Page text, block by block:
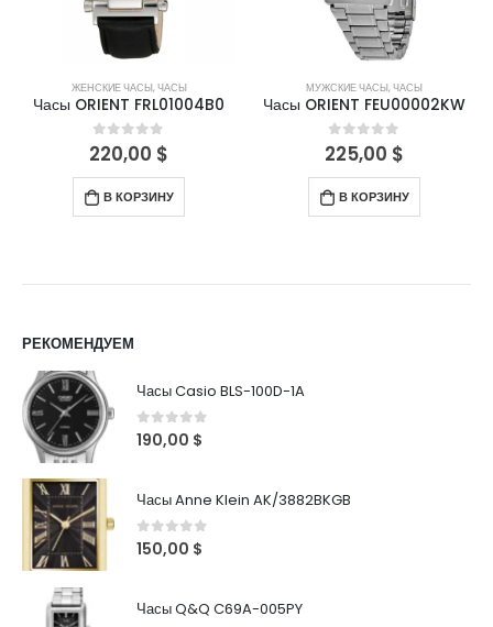
ЖЕНСКИЕ ЧАСЫ,ЧАСЫ
Часы ORIENT FRL01004B0
0out of 5
220,00 $
В КОРЗИНУ
МУЖСКИЕ ЧАСЫ,ЧАСЫ
Часы ORIENT FEU00002KW
0out of 5
225,00 $
В КОРЗИНУ
РЕКОМЕНДУЕМ
Часы Casio BLS-100D-1A
0out of 5
190,00 $
Часы Anne Klein AK/3882BKGB
0out of 5
150,00 $
Часы Q&Q C69A-005PY